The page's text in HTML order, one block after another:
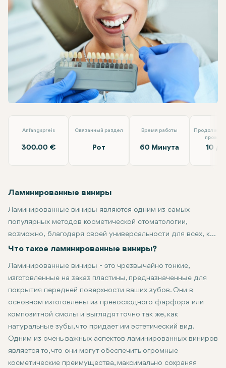
Linkedin
WhatsApp
Telegram
Электронная почта
Anfangspreis
300.00 €
Связанный раздел
Рот
Время работы
60 Минута 10
Ламинированные виниры
Ламинированные виниры являются одним из самых
популярных методов косметической стоматологии,
возможно, благодаря своей универсальности для всех, кто
заинтересован в улучшении своих зубов. Таким образом,
изготавливаются из тончайшего фарфора и
устанавливаются на переднюю поверхность ваших зубов,
позволяют вам полностью изменить внешний вид ваших
зубов при минимальных изменениях ваших естественных
зубов. В чем бы ни заключалась ваша проблема, будь то
обесцвечивание, сколы или неравномерное расстояние
между ними, ламинированные виниры гарантируют
красивую улыбку в кратчайшие сроки.
Что такое ламинированные виниры?
Ламинированные виниры - это чрезвычайно тонкие,
изготовленные на заказ пластины, предназначенные для
покрытия передней поверхности ваших зубов. Они в
основном изготовлены из превосходного фарфора или
композитной смолы и выглядят точно так же, как
натуральные зубы, что придает им эстетический вид.
Одним из очень важных аспектов ламинированных виниров
является то, что они могут обеспечить огромные
косметические преимущества, максимально сохраняя